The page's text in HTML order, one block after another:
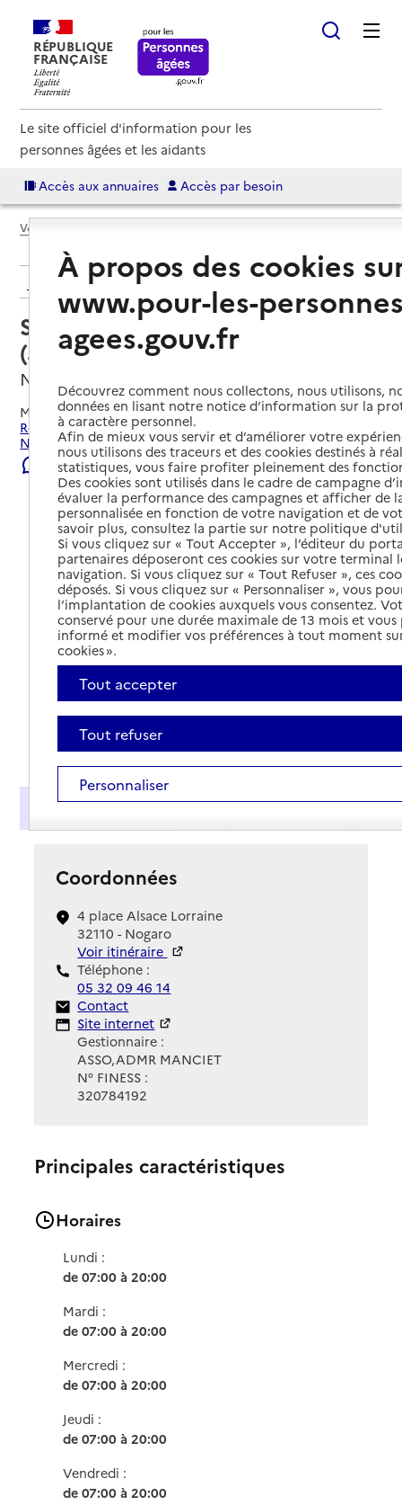
RÉPUBLIQUE
FRANÇAISE
Le site officiel d'information pour les
personnes âgées et les aidants
Accès aux annuaires Accès par besoin
Voir le fil d’Ariane
Retour aux résultats de l'annuaire
Service autonomie à domicile
(aide) – ADMR
Nogaro, GERS
Mis à jour le07/08/2026
Rechercher les établissements et services autour de
Nogaro.
Signaler une erreur
Présentation
Coordonnées
4 place Alsace Lorraine
32110 - Nogaro
Voir itinéraire
Téléphone :
05 32 09 46 14
Contact
Contact
Site Internet
Site internet
Gestionnaire :
ASSO,ADMR MANCIET
N° FINESS :
320784192
Principales caractéristiques
Horaires
Lundi :
de 07:00 à 20:00
Mardi :
de 07:00 à 20:00
Mercredi :
de 07:00 à 20:00
Jeudi :
de 07:00 à 20:00
Vendredi :
de 07:00 à 20:00
À propos des cookies
www.pour-les-
agees.gouv.fr
Découvrez comment nous collectons, nous utilisons,
données en lisant notre notice d’information sur la
à caractère personnel.
Afin de mieux vous servir et d’améliorer votre
nous utilisons des traceurs et des cookies destinés à
statistiques, vous faire profiter pleinement des
Des cookies sont utilisés dans le cadre de campagne
évaluer la performance des campagnes et afficher de
personnalisée en fonction de votre navigation et de
savoir plus, consultez la partie sur notre politique
Si vous cliquez sur « Tout Accepter », l’éditeur du
partenaires déposeront ces cookies sur votre terminal
navigation. Si vous cliquez sur « Tout Refuser », ces
déposés. Si vous cliquez sur « Personnaliser », vous
l’implantation de cookies auxquels vous consentez.
conservé pour une durée maximale de 13 mois et
informé et modifier vos préférences à tout moment
cookies ».
Tout accepter
Tout refuser
Personnaliser